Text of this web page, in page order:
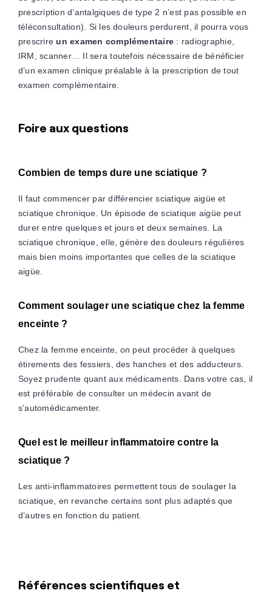
prescription d’antalgiques de type 2 n’est pas possible en
téléconsultation). Si les douleurs perdurent, il pourra vous
prescrireun examen complémentaire : radiographie,
IRM, scanner… Il sera toutefois nécessaire de bénéficier
d’un examen clinique préalable à la prescription de tout
examen complémentaire.
Foire aux questions
Combien de temps dure une sciatique ?
Il faut commencer par différencier sciatique aigüe et
sciatique chronique. Un épisode de sciatique aigüe peut
durer entre quelques et jours et deux semaines. La
sciatique chronique, elle, génère des douleurs régulières
mais bien moins importantes que celles de la sciatique
aigüe.
Comment soulager une sciatique chez la femme
enceinte ?
Chez la femme enceinte, on peut procéder à quelques
étirements des fessiers, des hanches et des adducteurs.
Soyez prudente quant aux médicaments. Dans votre cas, il
est préférable de consulter un médecin avant de
s’automédicamenter.
Quel est le meilleur inflammatoire contre la
sciatique ?
Les anti-inflammatoires permettent tous de soulager la
sciatique, en revanche certains sont plus adaptés que
d’autres en fonction du patient.
Références scientifiques et